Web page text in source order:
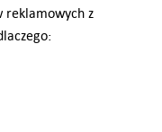
reklamowych z